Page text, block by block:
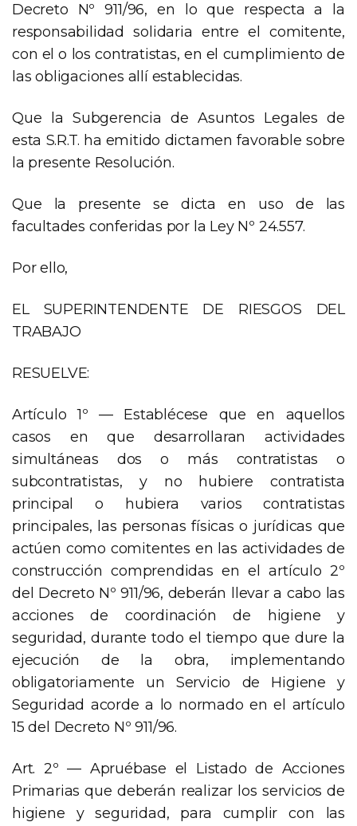
Decreto Nº 911/96, en lo que respecta a la
responsabilidad solidaria entre el comitente,
con el o los contratistas, en el cumplimiento de
las obligaciones allí establecidas.
Que la Subgerencia de Asuntos Legales de
esta S.R.T. ha emitido dictamen favorable sobre
la presente Resolución.
Que la presente se dicta en uso de las
facultades conferidas por la Ley Nº 24.557.
Por ello,
EL SUPERINTENDENTE DE RIESGOS DEL
TRABAJO
RESUELVE:
Artículo 1º — Establécese que en aquellos
casos en que desarrollaran actividades
simultáneas dos o más contratistas o
subcontratistas, y no hubiere contratista
principal o hubiera varios contratistas
principales, las personas físicas o jurídicas que
actúen como comitentes en las actividades de
construcción comprendidas en el artículo 2º
del Decreto Nº 911/96, deberán llevar a cabo las
acciones de coordinación de higiene y
seguridad, durante todo el tiempo que dure la
ejecución de la obra, implementando
obligatoriamente un Servicio de Higiene y
Seguridad acorde a lo normado en el artículo
15 del Decreto Nº 911/96.
Art. 2º — Apruébase el Listado de Acciones
Primarias que deberán realizar los servicios de
higiene y seguridad, para cumplir con las